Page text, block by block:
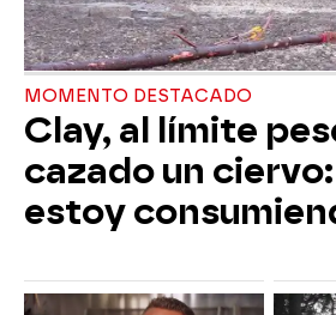
MOMENTO DESTACADO
Clay, al límite
cazado un
estoy